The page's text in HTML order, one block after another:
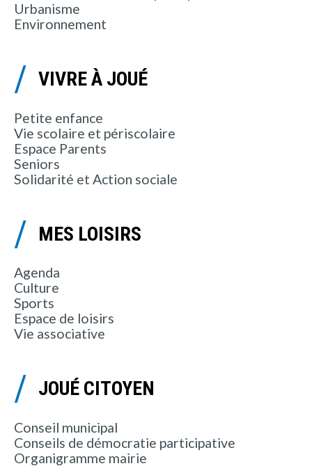
Urbanisme
Environnement
VIVRE À JOUÉ
Petite enfance
Vie scolaire et périscolaire
Espace Parents
Seniors
Solidarité et Action sociale
MES LOISIRS
Agenda
Culture
Sports
Espace de loisirs
Vie associative
JOUÉ CITOYEN
Conseil municipal
Conseils de démocratie participative
Organigramme mairie